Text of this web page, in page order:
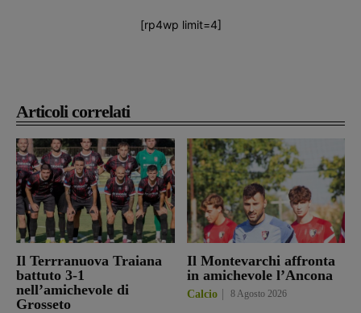
Articoli correlati
Il Terrranuova Traiana
battuto 3-1
nell’amichevole di
Grosseto
Il Montevarchi affronta
in amichevole l’Ancona
Calcio 8 Agosto 2026
[rp4wp limit=4]